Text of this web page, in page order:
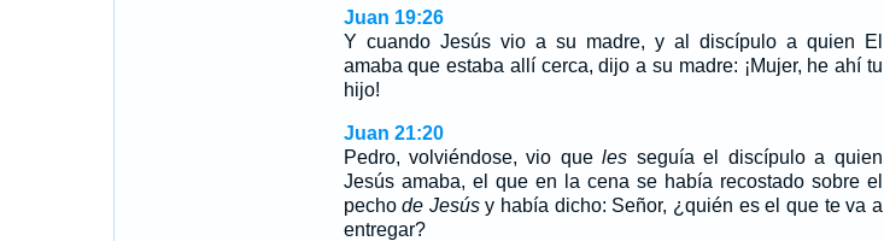
Juan 19:26
Y cuando Jesús vio a su madre, y al discípulo a quien El
amaba que estaba allí cerca, dijo a su madre: ¡Mujer, he ahí tu
hijo!
Juan 21:20
Pedro, volviéndose, vio queles seguía el discípulo a quien
Jesús amaba, el que en la cena se había recostado sobre el
pechode Jesúsy había dicho: Señor, ¿quién es el que te va a
entregar?